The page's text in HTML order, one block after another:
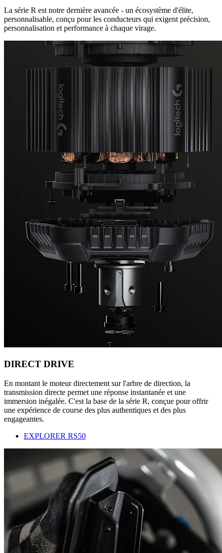
La série R est notre dernière avancée - un écosystème d'élite,
personnalisable, conçu pour les conducteurs qui exigent précision,
personnalisation et performance à chaque virage.
DIRECT DRIVE
En montant le moteur directement sur l'arbre de direction, la
transmission directe permet une réponse instantanée et une
immersion inégalée. C'est la base de la série R, conçue pour offrir
une expérience de course des plus authentiques et des plus
engageantes.
EXPLORER RS50